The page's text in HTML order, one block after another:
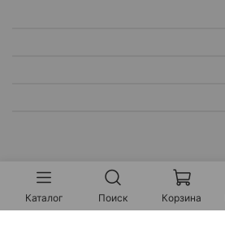
Каталог Поиск Корзина